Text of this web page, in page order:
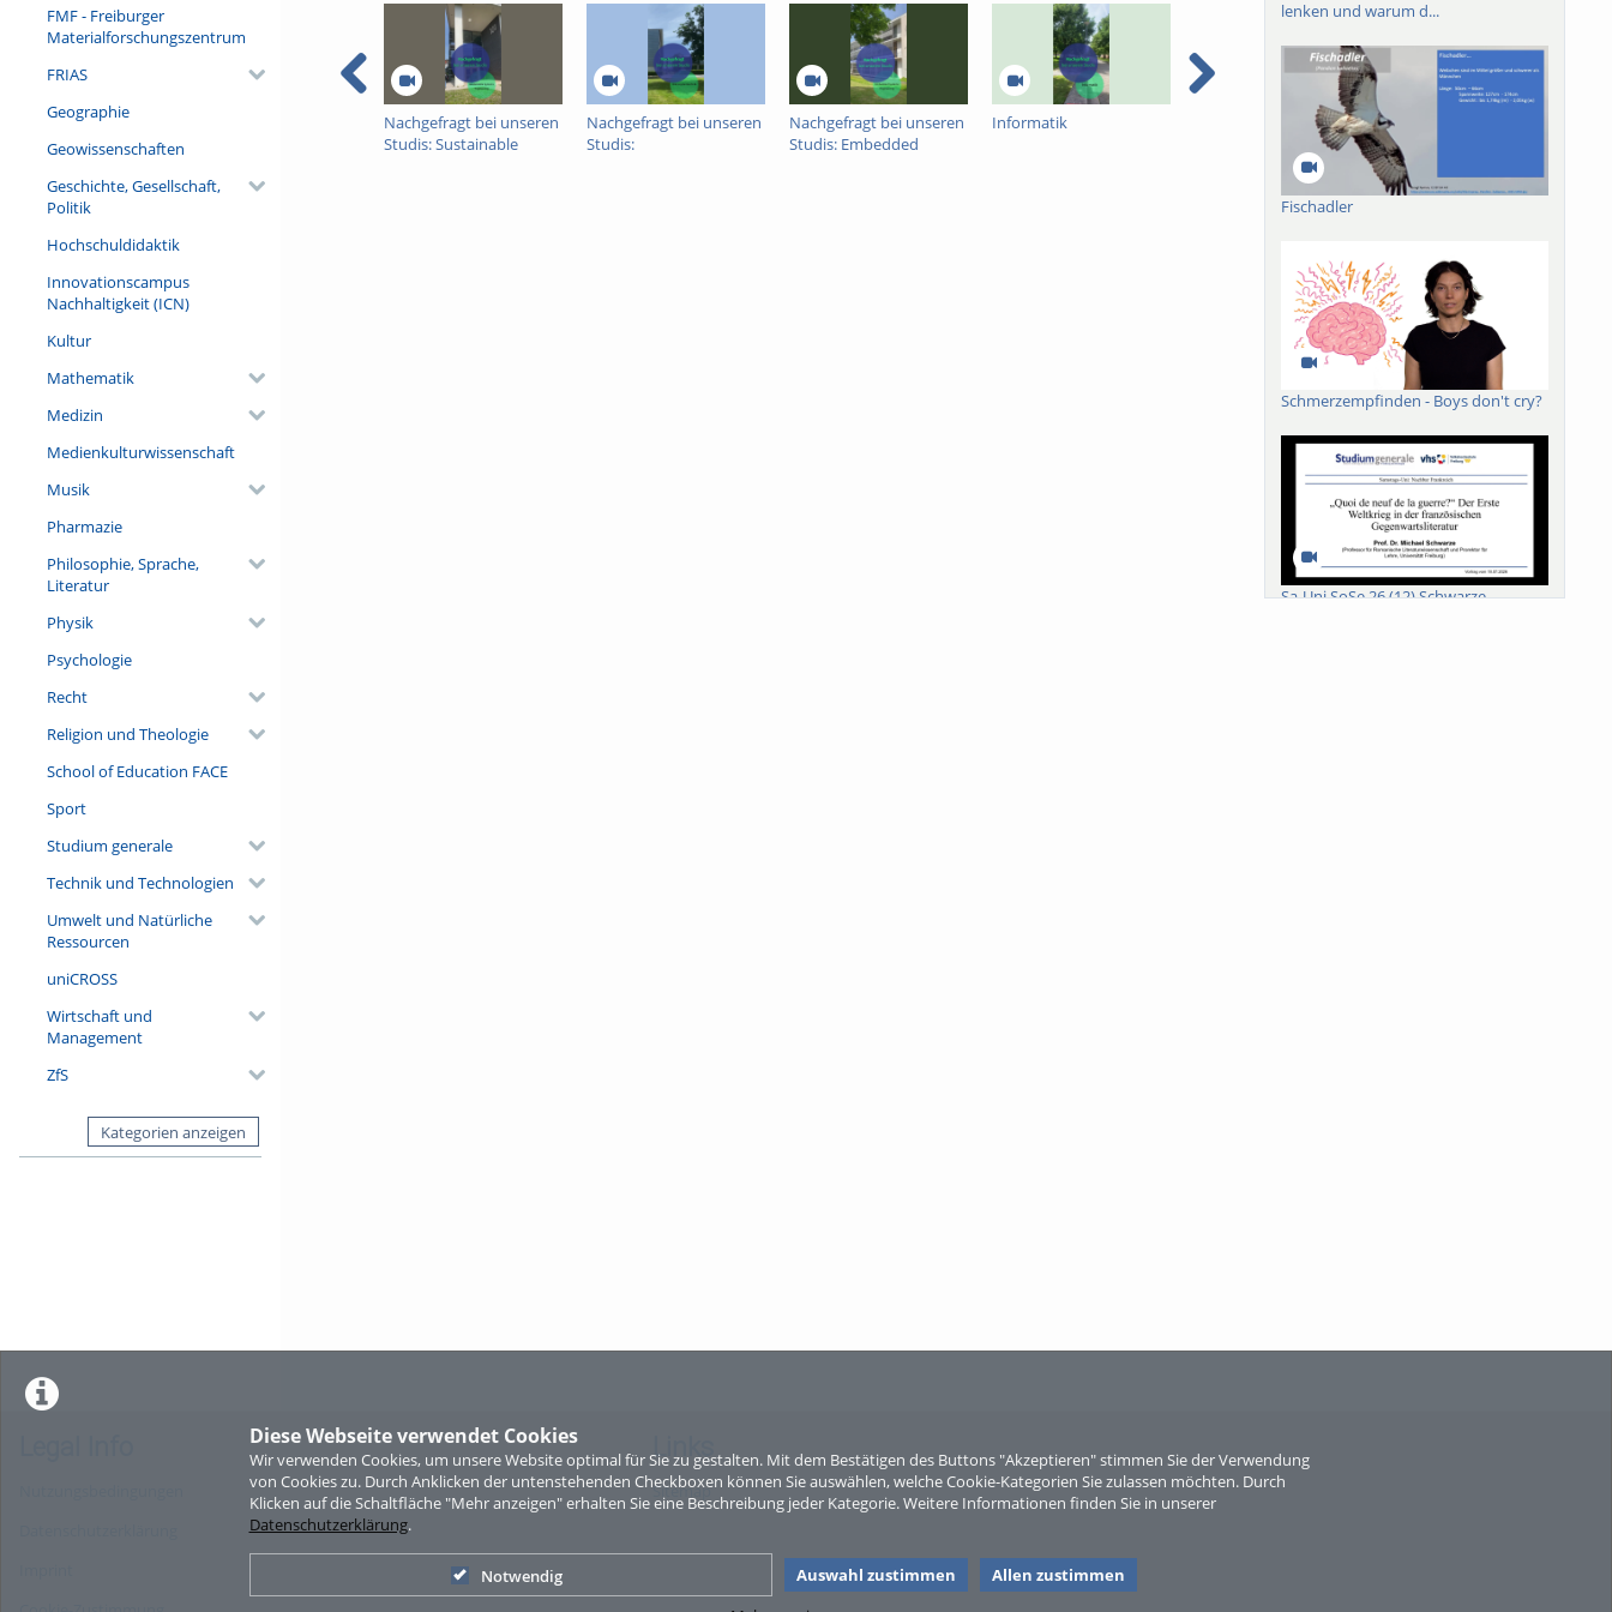
Diese Webseite verwendet Cookies
Wir verwenden Cookies, um unsere Website optimal für Sie zu gestalten. Mit dem Bestätigen des Buttons "Akzeptieren" stimmen Sie der Verwendung
von Cookies zu. Durch Anklicken der untenstehenden Checkboxen können Sie auswählen, welche Cookie-Kategorien Sie zulassen möchten. Durch
Klicken auf die Schaltfläche "Mehr anzeigen" erhalten Sie eine Beschreibung jeder Kategorie. Weitere Informationen finden Sie in unserer
Datenschutzerklärung.
Notwendig Auswahl zustimmen
Allen zustimmen
FMF - Freiburger
Materialforschungszentrum
FRIAS
Geographie
Geowissenschaften
Geschichte, Gesellschaft,
Politik
Hochschuldidaktik
Innovationscampus
Nachhaltigkeit (ICN)
Kultur
Mathematik
Medizin
Medienkulturwissenschaft
Musik
Pharmazie
Philosophie, Sprache,
Literatur
Physik
Psychologie
Recht
Religion und Theologie
School of Education FACE
Sport
Studium generale
Technik und Technologien
Umwelt und Natürliche
Ressourcen
uniCROSS
Wirtschaft und
Management
ZfS
Kategorien anzeigen
Universität Freiburg:https://www.uni-freiburg.deService Center Studium:https://www.studium.uni-freiburg.deZentrale
Studienberatung: https://www.zsb.uni-freiburg.de
Music: https://www.bensound.com
Nachgefragt bei unseren
Studis: Sustainable
Nachgefragt bei unseren
Studis:
Nachgefragt bei unseren
Studis: Embedded
Informatik
AI music - Prof. Dr.
Mathematics in Data and
Technology
lenken und warum d...
Fischadler
Schmerzempfinden - Boys don't cry?
Sa-Uni SoSe 26 (12) Schwarze
Links
Sitemap